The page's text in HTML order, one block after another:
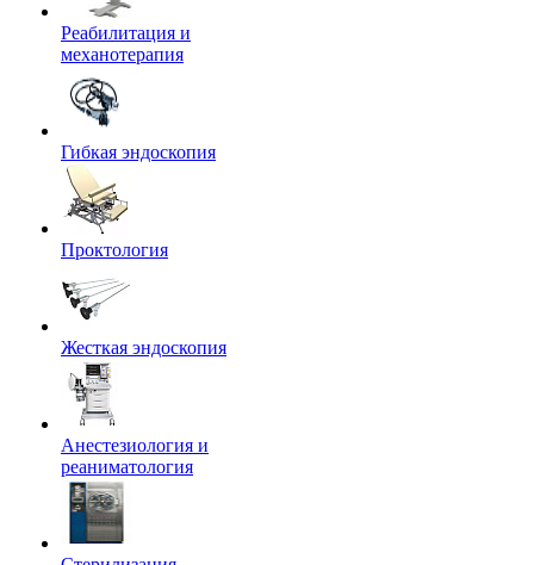
Реабилитация и
механотерапия
Гибкая эндоскопия
Проктология
Жесткая эндоскопия
Анестезиология и
реаниматология